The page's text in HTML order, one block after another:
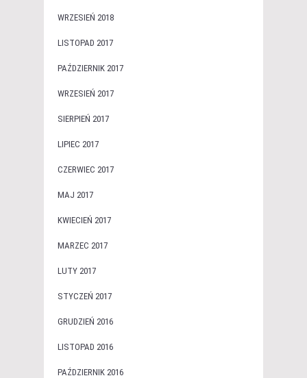
WRZESIEŃ 2018
LISTOPAD 2017
PAŹDZIERNIK 2017
WRZESIEŃ 2017
SIERPIEŃ 2017
LIPIEC 2017
CZERWIEC 2017
MAJ 2017
KWIECIEŃ 2017
MARZEC 2017
LUTY 2017
STYCZEŃ 2017
GRUDZIEŃ 2016
LISTOPAD 2016
PAŹDZIERNIK 2016